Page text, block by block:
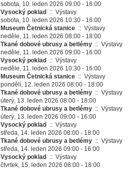
sobota, 10. leden 2026 09:00 - 16:00
Vysocký poklad
:: Výstavy
sobota, 10. leden 2026 10:30 - 16:00
Museum Četnická stanice :: Výstavy
neděle, 11. leden 2026 08:00 - 18:00
Tkané dobové ubrusy a betlémy :: Výstavy
neděle, 11. leden 2026 09:00 - 16:00
Vysocký poklad
:: Výstavy
neděle, 11. leden 2026 10:30 - 16:00
Museum Četnická stanice :: Výstavy
pondělí, 12. leden 2026 08:00 - 18:00
Tkané dobové ubrusy a betlémy :: Výstavy
úterý, 13. leden 2026 08:00 - 18:00
Tkané dobové ubrusy a betlémy :: Výstavy
úterý, 13. leden 2026 09:00 - 16:00
Vysocký poklad
:: Výstavy
středa, 14. leden 2026 08:00 - 18:00
Tkané dobové ubrusy a betlémy :: Výstavy
středa, 14. leden 2026 09:00 - 16:00
Vysocký poklad
:: Výstavy
čtvrtek, 15. leden 2026 08:00 - 18:00